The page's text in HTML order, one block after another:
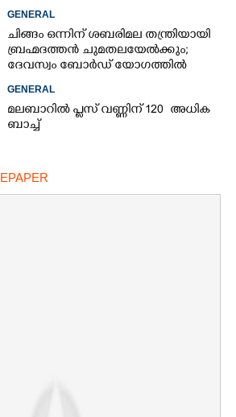
GENERAL
ചിങ്ങം ഒന്നിന് ശബരിമല തന്ത്രിയായി
ബ്രഹ്മദത്തൻ ചുമതലയേൽക്കും;
ദേവസ്വം ബോർഡ് യോഗത്തിൽ
GENERAL
മലബാറിൽ പ്ലസ് വണ്ണിന് 120 അധിക
ബാച്ച്
EPAPER